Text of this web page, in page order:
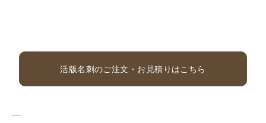
活版名刺のご注文・お見積りはこちら